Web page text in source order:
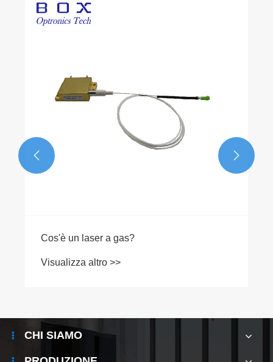
L'uso di fonti di luce visibile in vari settori
Visualizza altro >>
 
CHI SIAMO